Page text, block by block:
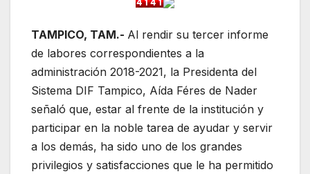
TAMPICO, TAM.- Al rendir su tercer informe
de labores correspondientes a la
administración 2018-2021, la Presidenta del
Sistema DIF Tampico, Aída Féres de Nader
señaló que, estar al frente de la institución y
participar en la noble tarea de ayudar y servir
a los demás, ha sido uno de los grandes
privilegios y satisfacciones que le ha permitido